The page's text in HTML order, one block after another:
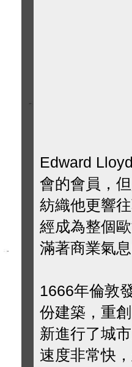
Edward
會的會員，
紡織他更響
經成為整個
滿著商業氣
1666年倫敦
份建築，重
新進行了城
速度非常快